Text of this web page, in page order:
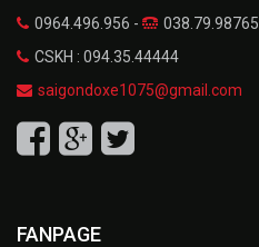
0964.496.956 -
038.79.98765
CSKH : 094.35.44444
saigondoxe1075@gmail.com
FANPAGE